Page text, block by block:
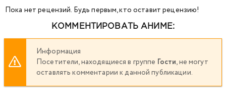
Пока нет рецензий. Будь первым, кто оставит рецензию!
КОММЕНТИРОВАТЬ АНИМЕ:
Информация
Посетители, находящиеся в группе Гости, не могут
оставлять комментарии к данной публикации.